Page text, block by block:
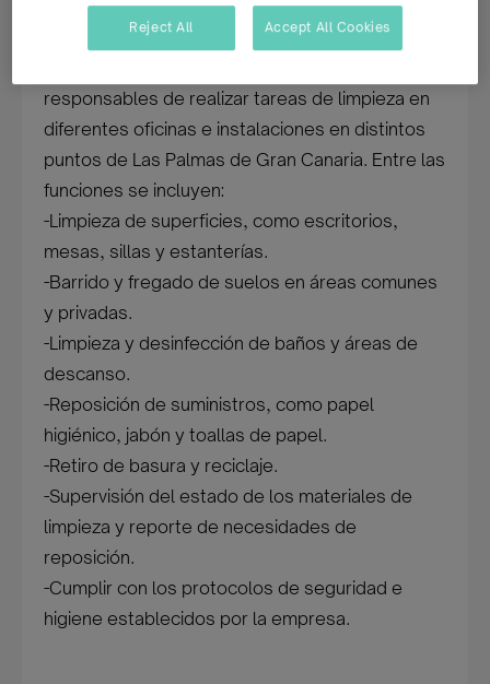
limpios y organizados, ¡esta oportunidad es
responsables de realizar tareas de limpieza en
diferentes oficinas e instalaciones en distintos
puntos de Las Palmas de Gran Canaria. Entre las
funciones se incluyen:
-Limpieza de superficies, como escritorios,
mesas, sillas y estanterías.
-Barrido y fregado de suelos en áreas comunes
y privadas.
-Limpieza y desinfección de baños y áreas de
descanso.
-Reposición de suministros, como papel
higiénico, jabón y toallas de papel.
-Retiro de basura y reciclaje.
-Supervisión del estado de los materiales de
limpieza y reporte de necesidades de
reposición.
-Cumplir con los protocolos de seguridad e
higiene establecidos por la empresa.
Reject All Accept All Cookies